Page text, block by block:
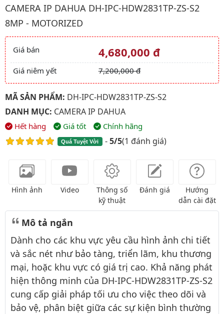
CAMERA IP DAHUA DH-IPC-HDW2831TP-ZS-S2
8MP - MOTORIZED
Giá và khuyến mãi
Giá bán 4,680,000 đ
Giá niêm yết 7,200,000 đ
MÃ SẢN PHẨM: DH-IPC-HDW2831TP-ZS-S2
DANH MỤC: CAMERA IP DAHUA
Hết hàng Giá tốt Chính hãng
Quá Tuyệt Vời -5/5(1 đánh giá)
Hình ảnh Video
Thông số
kỹ thuật
Đánh giá
Hướng
dẫn cài đặt
Mô tả ngắn
Dành cho các khu vực yêu cầu hình ảnh chi tiết
và sắc nét như bảo tàng, triển lãm, khu thương
mại, hoặc khu vực có giá trị cao. Khả năng phát
hiện thông minh của DH-IPC-HDW2831TP-ZS-S2
cung cấp giải pháp tối ưu cho việc theo dõi và
bảo vệ, phân biệt giữa các sự kiện bình thường